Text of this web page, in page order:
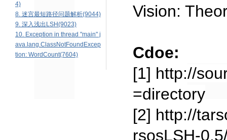
4)
8. 迷宫最短路径问题解析(9044)
9. 深入浅出LSH(9023)
10. Exception in thread "main" j
ava.lang.ClassNotFoundExcep
tion: WordCount(7604)
Vision:
Cdoe:
[1] http://
=directory
[2] http://
rsosLSH-